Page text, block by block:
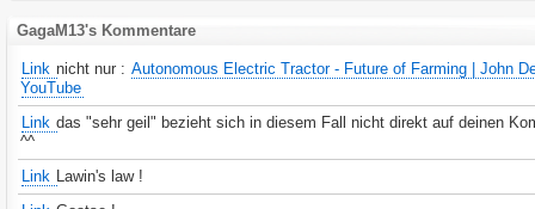
GagaM13's Kommentare
Link nicht nur : Autonomous Electric Tractor - Future of Farming | John
YouTube
Link das "sehr geil" bezieht sich in diesem Fall nicht direkt auf deinen
^^
Link Lawin's law !